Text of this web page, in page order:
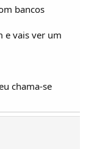
bancos
e vais ver um
chama-se